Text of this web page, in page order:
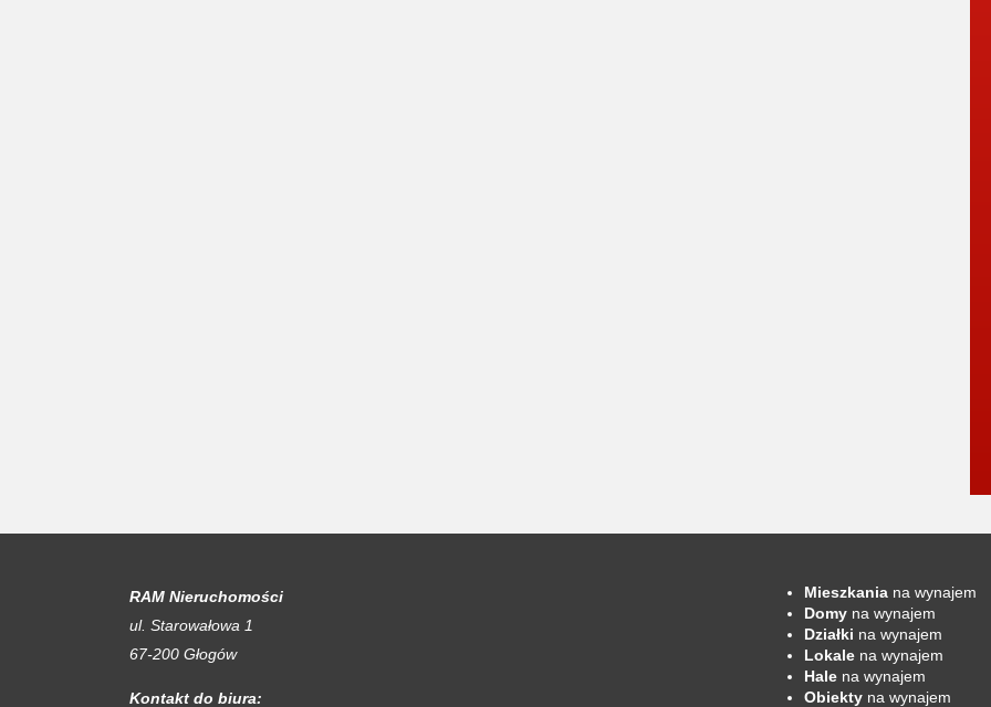
RAM Nieruchomości
ul. Starowałowa 1
67-200 Głogów
Kontakt do biura:
Mieszkania na wynajem
Domy na wynajem
Działki na wynajem
Lokale na wynajem
Hale na wynajem
Obiekty na wynajem